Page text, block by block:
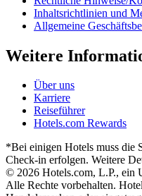
Inhaltsrichtlinien und
Allgemeine
Weitere
Über uns
Karriere
Reiseführer
Hotels.com Rewards
*Bei einigen Hotels muss die
Check-in erfolgen. Weitere
© 2026 Hotels.com, L.P., ein
Alle Rechte vorbehalten.